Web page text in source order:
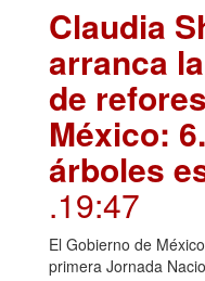
Claudia
arranca
de
México:
árboles
.19:47
El Gobierno de
primera Jornada